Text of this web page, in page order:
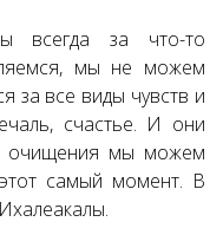
всегда за что-то
мы не можем
за все виды чувств и
счастье. И они
очищения мы можем
самый момент. В